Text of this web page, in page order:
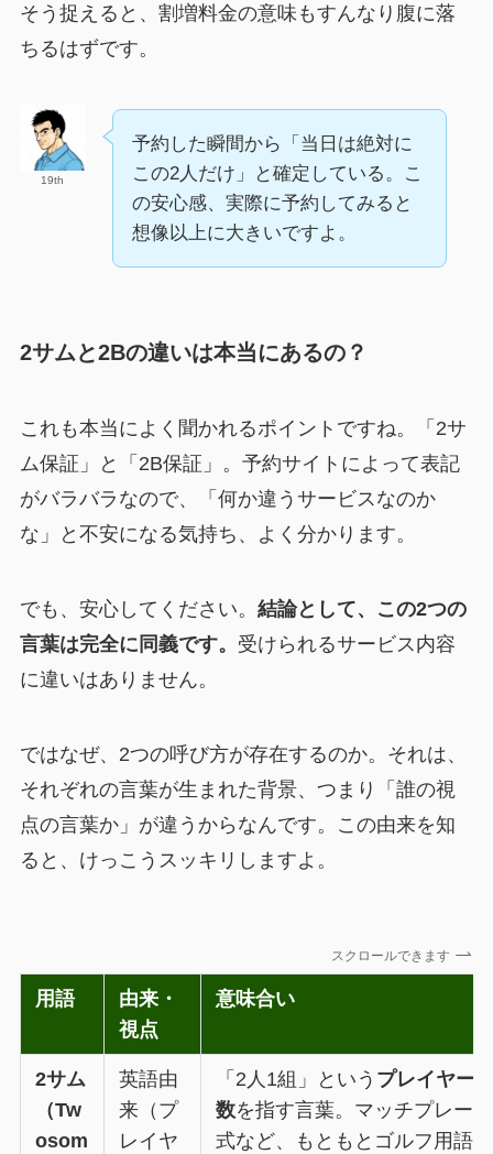
そう捉えると、割増料金の意味もすんなり腹に落
ちるはずです。
19th
予約した瞬間から「当日は絶対に
この2人だけ」と確定している。こ
の安心感、実際に予約してみると
想像以上に大きいですよ。
2サムと2Bの違いは本当にあるの？
これも本当によく聞かれるポイントですね。「2サ
ム保証」と「2B保証」。予約サイトによって表記
がバラバラなので、「何か違うサービスなのか
な」と不安になる気持ち、よく分かります。
でも、安心してください。 結論として、この2つの
言葉は完全に同義です。 受けられるサービス内容
に違いはありません。
ではなぜ、2つの呼び方が存在するのか。それは、
それぞれの言葉が生まれた背景、つまり「誰の視
点の言葉か」が違うからなんです。この由来を知
ると、けっこうスッキリしますよ。
スクロールできます
用語
由来・
視点
意味合い
2サム
（Tw
osom
英語由
来（プ
レイヤ
「2人1組」という プレイヤー
数を指す言葉。マッチプレー
式など、もともとゴルフ用語